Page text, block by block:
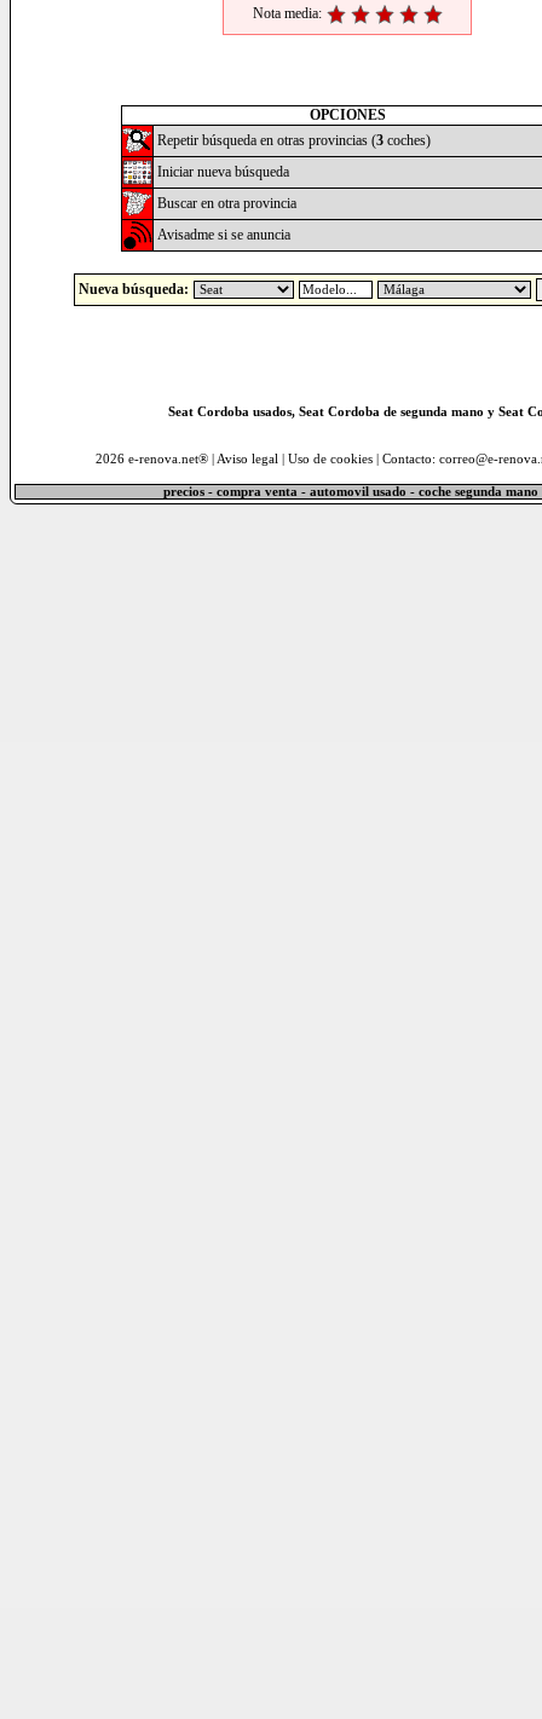
Nota media:
OPCIONES
Repetir búsqueda en otras provincias (3coches)
Iniciar nueva búsqueda
Buscar en otra provincia
Avisadme si se anuncia
Nueva búsqueda:
Seat Cordoba usados, Seat Cordoba de segunda mano y Seat
2026 e-renova.net® | Aviso legal Uso de cookies| Contacto: correo@e-
precios - compra venta - automovil usado - coche segunda mano